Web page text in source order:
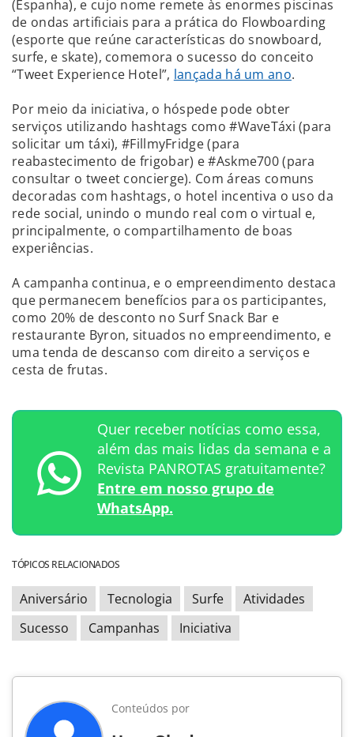
(Espanha), e cujo nome remete às enormes piscinas
de ondas artificiais para a prática do Flowboarding
(esporte que reúne características do snowboard,
surfe, e skate), comemora o sucesso do conceito
“Tweet Experience Hotel”, lançada há um ano.
Por meio da iniciativa, o hóspede pode obter
serviços utilizando hashtags como #WaveTáxi (para
solicitar um táxi), #FillmyFridge (para
reabastecimento de frigobar) e #Askme700 (para
consultar o tweet concierge). Com áreas comuns
decoradas com hashtags, o hotel incentiva o uso da
rede social, unindo o mundo real com o virtual e,
principalmente, o compartilhamento de boas
experiências.
A campanha continua, e o empreendimento destaca
que permanecem benefícios para os participantes,
como 20% de desconto no Surf Snack Bar e
restaurante Byron, situados no empreendimento, e
uma tenda de descanso com direito a serviços e
cesta de frutas.
Quer receber notícias como essa,
além das mais lidas da semana e a
Revista PANROTAS gratuitamente?
Entre em nosso grupo de
WhatsApp.
TÓPICOS RELACIONADOS
Aniversário Tecnologia Surfe
Atividades
Sucesso
Campanhas Iniciativa
Conteúdos por